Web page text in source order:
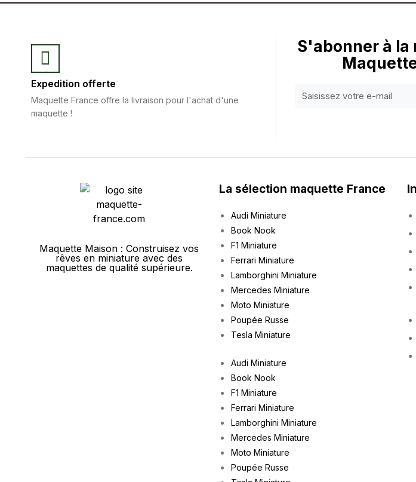
Expedition offerte
Maquette France offre la livraison pour l'achat d'une
maquette !
S'abonner à la
Maquette Maison : Construisez vos
rêves en miniature avec des
maquettes de qualité supérieure.
La sélection maquette France
Audi Miniature
Book Nook
F1 Miniature
Ferrari Miniature
Lamborghini Miniature
Mercedes Miniature
Moto Miniature
Poupée Russe
Tesla Miniature
Audi Miniature
Book Nook
F1 Miniature
Ferrari Miniature
Lamborghini Miniature
Mercedes Miniature
Moto Miniature
Poupée Russe